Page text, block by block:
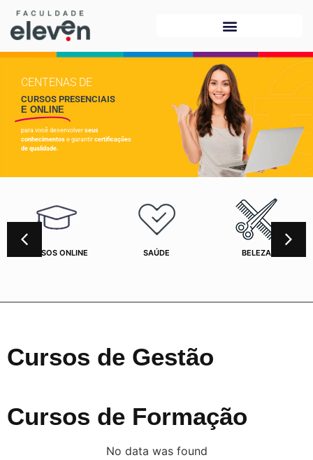
CENTENAS DE
CURSOS PRESENCIAIS
E ONLINE
para você desenvolver seus
conhecimentos e garantir certificações
de qualidade.
CURSOS ONLINE SAÚDE BELEZA
Cursos de Gestão
Cursos de Formação
No data was found